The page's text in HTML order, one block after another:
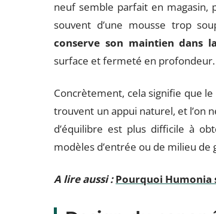
neuf semble parfait en magasin,
souvent d’une mousse trop
conserve son maintien dans
surface et fermeté en profondeur.
Concrètement, cela signifie que
trouvent un appui naturel, et l’on
d’équilibre est plus difficile à
modèles d’entrée ou de milieu de
A lire aussi : Pourquoi Humonia